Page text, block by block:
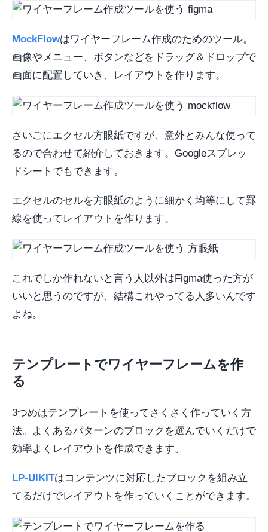
MockFlowはワイヤーフレーム作成のためのツール。
画像やメニュー、ボタンなどをドラッグ＆ドロップで
画面に配置していき、レイアウトを作ります。
さいごにエクセル方眼紙ですが、意外とみんな使って
るので合わせて紹介しておきます。Googleスプレッ
ドシートでもできます。
エクセルのセルを方眼紙のように細かく均等にして罫
線を使ってレイアウトを作ります。
これでしか作れないと言う人以外はFigma使った方が
いいと思うのですが、結構これやってる人多いんです
よね。
テンプレートでワイヤーフレームを作
る
3つめはテンプレートを使ってさくさく作っていく方
法。よくあるパターンのブロックを選んでいくだけで
効率よくレイアウトを作成できます。
LP-UIKITはコンテンツに対応したブロックを組み立
てるだけでレイアウトを作っていくことができます。